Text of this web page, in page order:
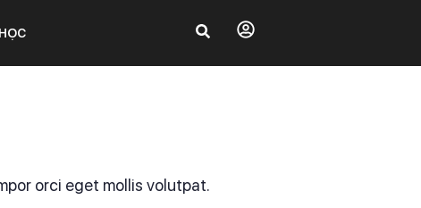
orci eget mollis volutpat.